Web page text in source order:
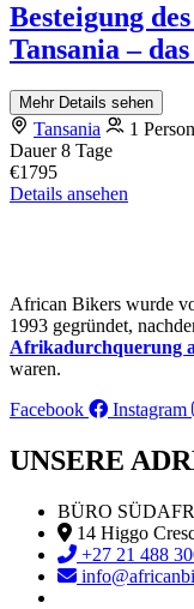
Besteigung
Tansania –
Mehr Details sehen
Tansania
1 Person
Dauer8 Tage
€1795
Details ansehen
African Bikers wurde
1993 gegründet,
Afrikadurchquerung
waren.
Facebook
Instagram
UNSERE
BÜRO
14 Higgo
+27 21 488